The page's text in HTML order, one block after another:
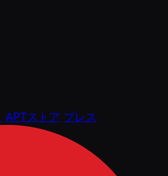
APTストア プレス